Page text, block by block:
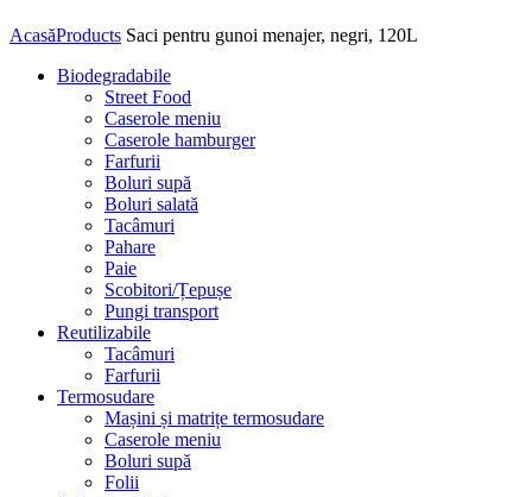
AcasăProducts Saci pentru gunoi menajer, negri, 120L
Biodegradabile
Street Food
Caserole meniu
Caserole hamburger
Farfurii
Boluri supă
Boluri salată
Tacâmuri
Pahare
Paie
Scobitori/Țepușe
Pungi transport
Reutilizabile
Tacâmuri
Farfurii
Termosudare
Mașini și matrițe termosudare
Caserole meniu
Boluri supă
Folii